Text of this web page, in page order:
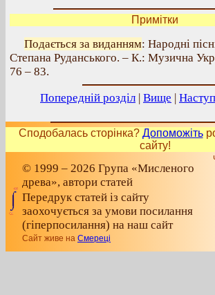
Примітки
Подається за виданням: Народні
Степана Руданського. – К.: Музична
76 – 83.
Попередній розділ | Вище |
Сподобалась сторінка? Допоможіть
сайту!
© 1999 – 2026 Група «Мисленого
древа», автори статей
Передрук статей із сайту
заохочується за умови посилання
(гіперпосилання) на наш сайт
Сайт живе на Смереці